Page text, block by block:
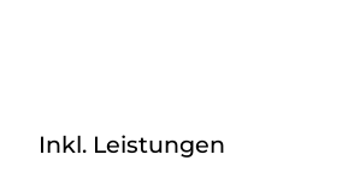
Inkl. Leistungen